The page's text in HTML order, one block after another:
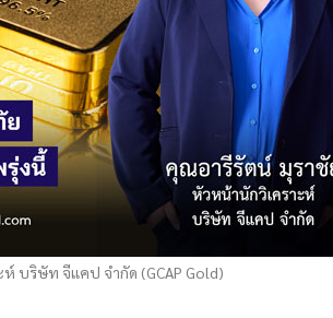
บริษัท จีแคป จำกัด (GCAP Gold)